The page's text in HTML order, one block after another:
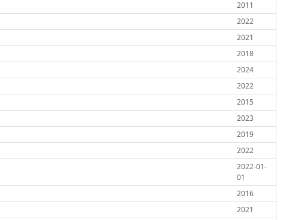
2011
2022
2021
2018
2024
2022
2015
2023
2019
2022
2022-01-
01
2016
2021